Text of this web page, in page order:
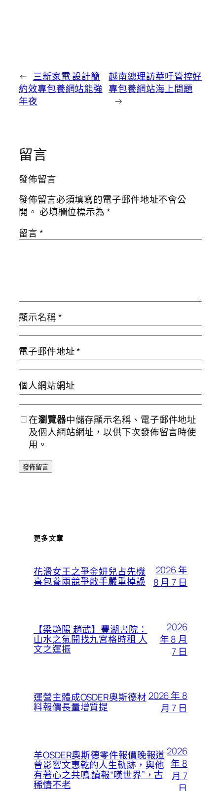
← 三新家電 設計簡
約效專包養網站能強
年夜
越南總理訪華吁管控好
專包養網站海上問題
→
留言
發佈留言
發佈留言必須填寫的電子郵件地址不會公
開。 必填欄位標示為*
留言*
顯示名稱*
電子郵件地址*
個人網站網址
在瀏覽器中儲存顯示名稱、電子郵件地址
及個人網站網址，以供下次發佈留言時使
用。
更多文章
花滑女王之爭金妍兒占先機
喜包養兩競爭敵手嚴重掉誤
2026 年
8 月 7 日
【梁艷陽 趙武】豐湖書院：
山水之氣開找九宮格時租 人
文之運振
2026
年 8 月
7 日
運營主體成OSDER奧斯德材
料報價長量增質提
2026 年 8
月 7 日
羊OSDER奧斯德零件報價晚報道
曾影響文惠乾的人生軌跡，與他
有著心之共鳴 讀報“嘆世界”，古
稀情不老
2026
年 8
月 7
日